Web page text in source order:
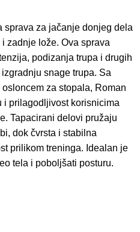
sprava za jačanje donjeg dela
zadnje lože. Ova sprava
podizanja trupa i drugih
snage trupa. Sa
za stopala, Roman
i prilagodljivost korisnicima
Tapacirani delovi pružaju
dok čvrsta i stabilna
prilikom treninga. Idealan je
tela i poboljšati posturu.